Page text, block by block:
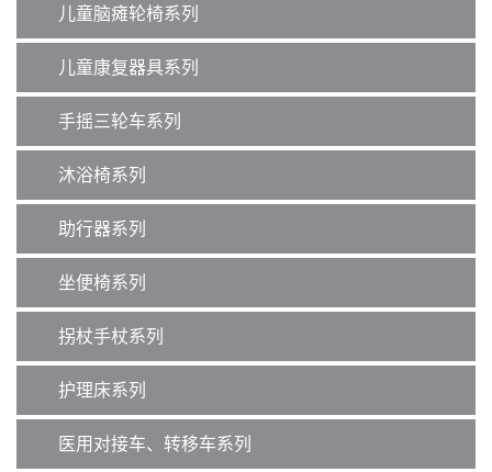
儿童脑瘫轮椅系列
儿童康复器具系列
手摇三轮车系列
沐浴椅系列
助行器系列
坐便椅系列
拐杖手杖系列
护理床系列
医用对接车、转移车系列